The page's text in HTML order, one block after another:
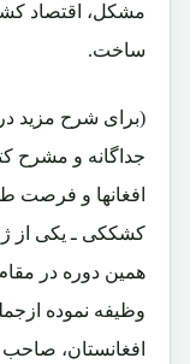
مشکل، اقتصاد
ساخت.
(برای شرح مزید
جداگانه و مشرح
افغانها و فرصت
کشککی ـ یکی از
همین دوره در
وظیفه نموده
افغانستان،